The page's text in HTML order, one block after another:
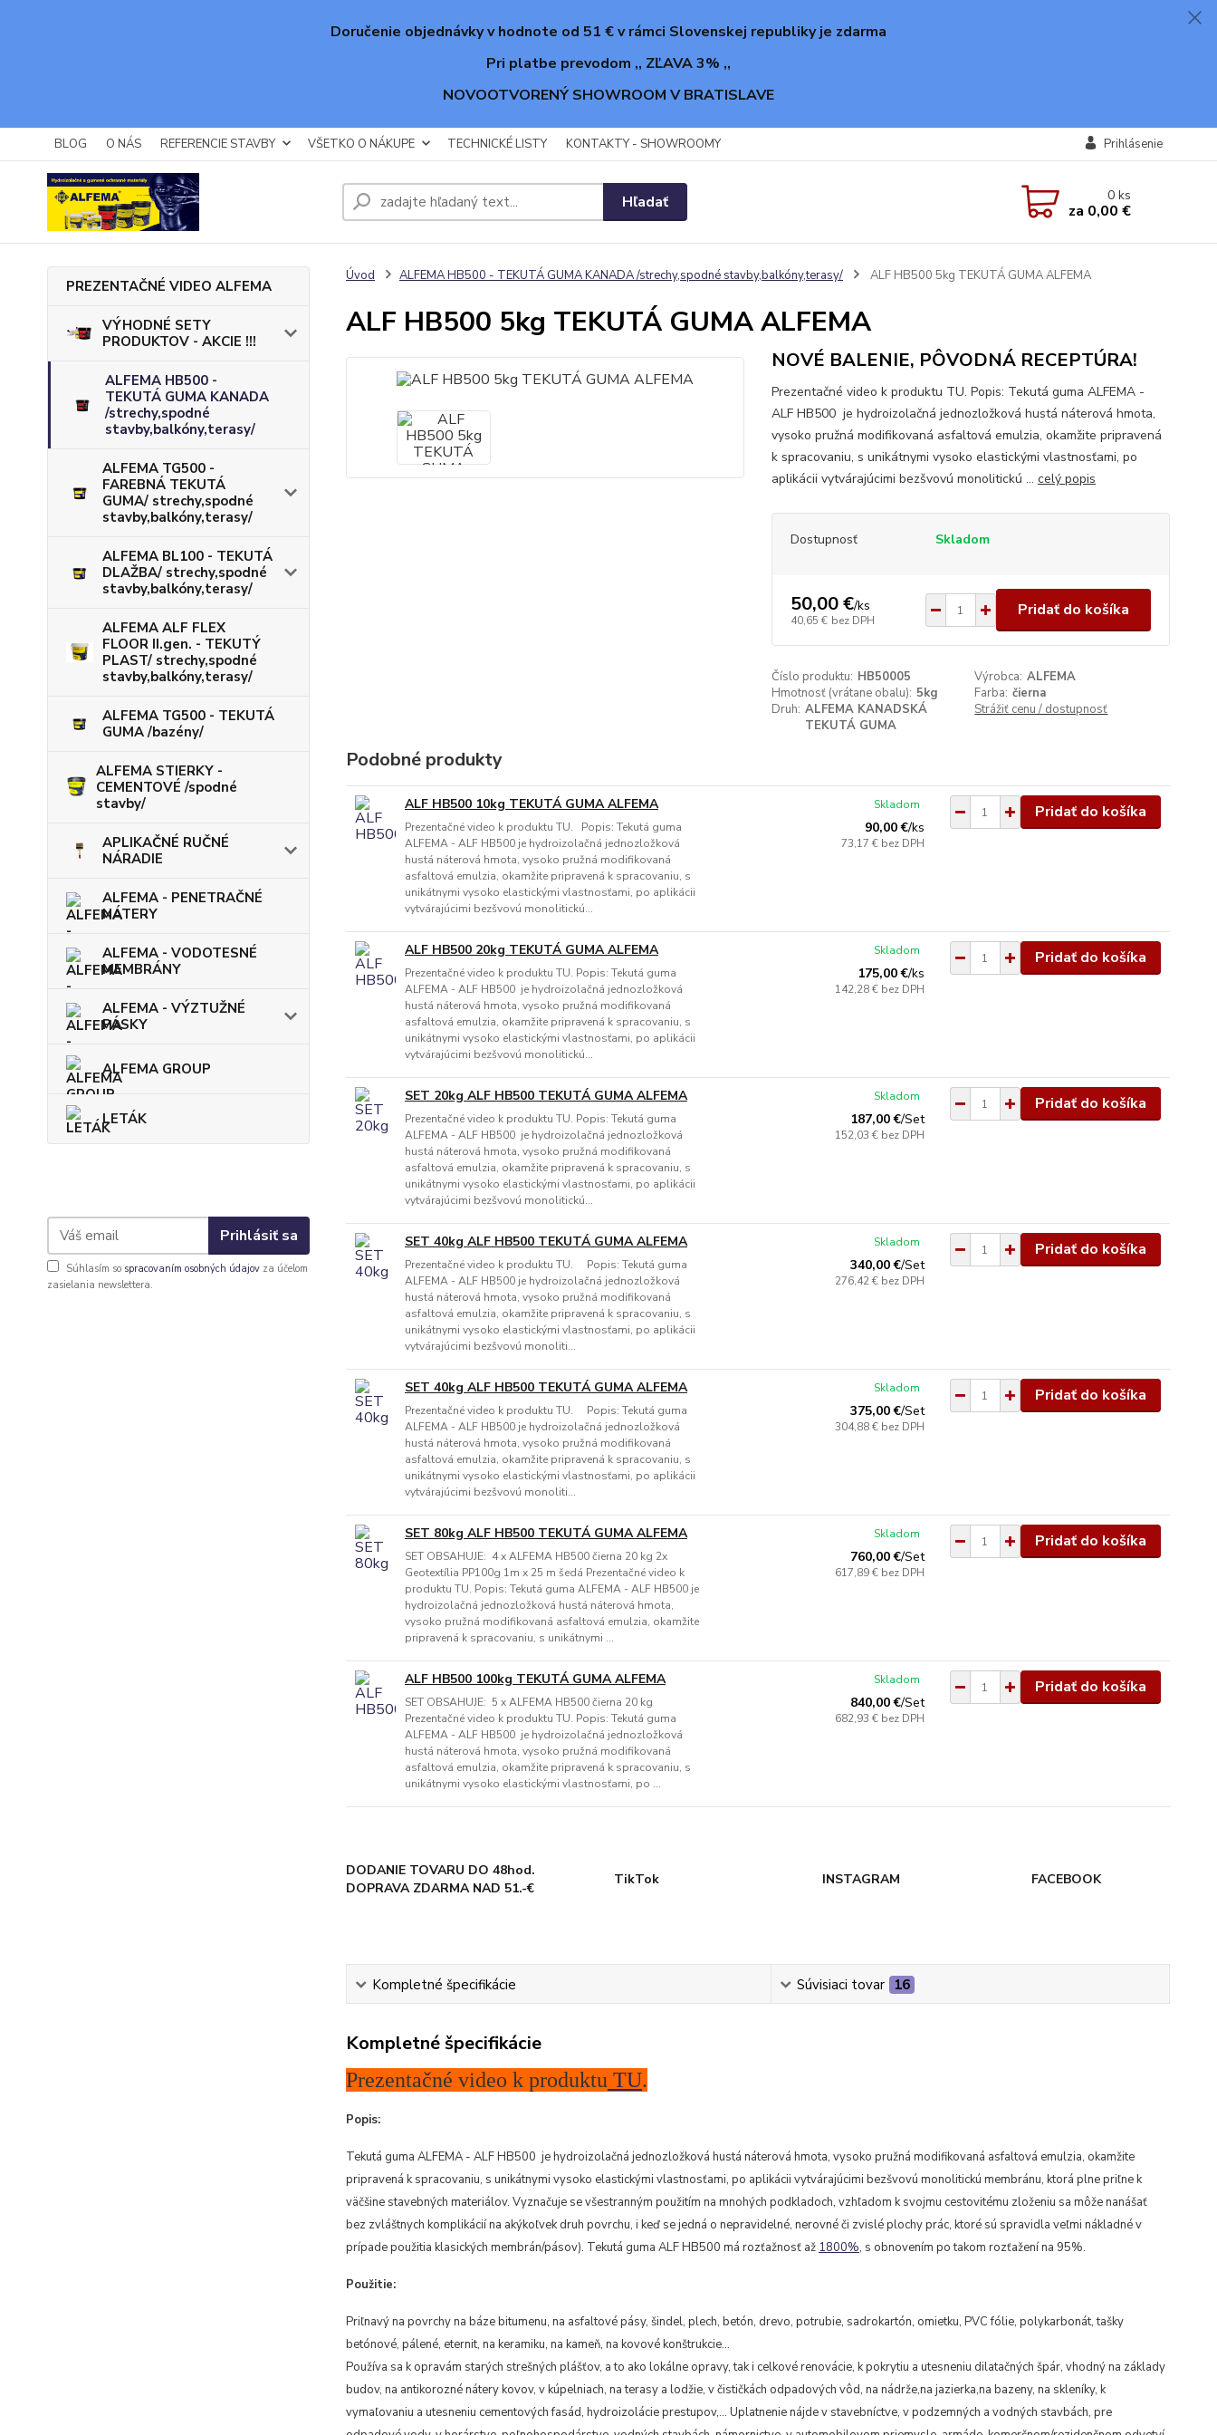
Doručenie objednávky v hodnote od 51 € v rámci Slovenskej republiky je zdarma
Pri platbe prevodom ,, ZĽAVA 3% ,,
NOVOOTVORENÝ SHOWROOM V BRATISLAVE
BLOG O NÁS REFERENCIE STAVBY VŠETKO O NÁKUPE TECHNICKÉ LISTY KONTAKTY - SHOWROOMY Prihlásenie
Hľadať 0ks
za 0,00 €
PREZENTAČNÉ VIDEO ALFEMA
VÝHODNÉ SETY
PRODUKTOV - AKCIE !!!
ALFEMA HB500 -
TEKUTÁ GUMA KANADA
/strechy,spodné
stavby,balkóny,terasy/
ALFEMA TG500 -
FAREBNÁ TEKUTÁ
GUMA/ strechy,spodné
stavby,balkóny,terasy/
ALFEMA BL100 - TEKUTÁ
DLAŽBA/ strechy,spodné
stavby,balkóny,terasy/
ALFEMA ALF FLEX
FLOOR II.gen. - TEKUTÝ
PLAST/ strechy,spodné
stavby,balkóny,terasy/
ALFEMA TG500 - TEKUTÁ
GUMA /bazény/
ALFEMA STIERKY -
CEMENTOVÉ /spodné
stavby/
APLIKAČNÉ RUČNÉ
NÁRADIE
ALFEMA - PENETRAČNÉ
NÁTERY
ALFEMA - VODOTESNÉ
MEMBRÁNY
ALFEMA - VÝZTUŽNÉ
PÁSKY
ALFEMA GROUP
LETÁK
Prihlásiť sa
Súhlasím so spracovaním osobných údajov za účelom
zasielania newslettera.
Úvod ALFEMA HB500 - TEKUTÁ GUMA KANADA /strechy,spodné stavby,balkóny,terasy/ ALF HB500 5kg TEKUTÁ GUMA ALFEMA
ALF HB500 5kg TEKUTÁ GUMA ALFEMA
NOVÉ BALENIE, PÔVODNÁ RECEPTÚRA!
Prezentačné video k produktu TU. Popis: Tekutá guma ALFEMA -
ALF HB500 je hydroizolačná jednozložková hustá náterová hmota,
vysoko pružná modifikovaná asfaltová emulzia, okamžite pripravená
k spracovaniu, s unikátnymi vysoko elastickými vlastnosťami, po
aplikácii vytvárajúcimi bezšvovú monolitickú ... celý popis
Dostupnosť Skladom
50,00 €/ks
40,65 € bez DPH
Pridať do košíka
Číslo produktu: HB50005 Výrobca: ALFEMA
Hmotnosť (vrátane obalu): 5kg Farba: čierna
Druh: ALFEMA KANADSKÁ
TEKUTÁ GUMA
Strážiť cenu / dostupnosť
Podobné produkty
ALF HB500 10kg TEKUTÁ GUMA ALFEMA
Prezentačné video k produktu TU. Popis: Tekutá guma
ALFEMA - ALF HB500 je hydroizolačná jednozložková
hustá náterová hmota, vysoko pružná modifikovaná
asfaltová emulzia, okamžite pripravená k spracovaniu, s
unikátnymi vysoko elastickými vlastnosťami, po aplikácii
vytvárajúcimi bezšvovú monolitickú...
90,00 €/ks
73,17 € bez DPH
Skladom Pridať do košíka
ALF HB500 20kg TEKUTÁ GUMA ALFEMA
Prezentačné video k produktu TU. Popis: Tekutá guma
ALFEMA - ALF HB500 je hydroizolačná jednozložková
hustá náterová hmota, vysoko pružná modifikovaná
asfaltová emulzia, okamžite pripravená k spracovaniu, s
unikátnymi vysoko elastickými vlastnosťami, po aplikácii
vytvárajúcimi bezšvovú monolitickú...
175,00 €/ks
142,28 € bez DPH
Skladom Pridať do košíka
SET 20kg ALF HB500 TEKUTÁ GUMA ALFEMA
Prezentačné video k produktu TU. Popis: Tekutá guma
ALFEMA - ALF HB500 je hydroizolačná jednozložková
hustá náterová hmota, vysoko pružná modifikovaná
asfaltová emulzia, okamžite pripravená k spracovaniu, s
unikátnymi vysoko elastickými vlastnosťami, po aplikácii
vytvárajúcimi bezšvovú monolitickú...
187,00 €/Set
152,03 € bez DPH
Skladom Pridať do košíka
SET 40kg ALF HB500 TEKUTÁ GUMA ALFEMA
Prezentačné video k produktu TU. Popis: Tekutá guma
ALFEMA - ALF HB500 je hydroizolačná jednozložková
hustá náterová hmota, vysoko pružná modifikovaná
asfaltová emulzia, okamžite pripravená k spracovaniu, s
unikátnymi vysoko elastickými vlastnosťami, po aplikácii
vytvárajúcimi bezšvovú monoliti...
340,00 €/Set
276,42 € bez DPH
Skladom Pridať do košíka
SET 40kg ALF HB500 TEKUTÁ GUMA ALFEMA
Prezentačné video k produktu TU. Popis: Tekutá guma
ALFEMA - ALF HB500 je hydroizolačná jednozložková
hustá náterová hmota, vysoko pružná modifikovaná
asfaltová emulzia, okamžite pripravená k spracovaniu, s
unikátnymi vysoko elastickými vlastnosťami, po aplikácii
vytvárajúcimi bezšvovú monoliti...
375,00 €/Set
304,88 € bez DPH
Skladom Pridať do košíka
SET 80kg ALF HB500 TEKUTÁ GUMA ALFEMA
SET OBSAHUJE: 4 x ALFEMA HB500 čierna 20 kg 2x
Geotextília PP100g 1m x 25 m šedá Prezentačné video k
produktu TU. Popis: Tekutá guma ALFEMA - ALF HB500 je
hydroizolačná jednozložková hustá náterová hmota,
vysoko pružná modifikovaná asfaltová emulzia, okamžite
pripravená k spracovaniu, s unikátnymi ...
760,00 €/Set
617,89 € bez DPH
Skladom Pridať do košíka
ALF HB500 100kg TEKUTÁ GUMA ALFEMA
SET OBSAHUJE: 5 x ALFEMA HB500 čierna 20 kg
Prezentačné video k produktu TU. Popis: Tekutá guma
ALFEMA - ALF HB500 je hydroizolačná jednozložková
hustá náterová hmota, vysoko pružná modifikovaná
asfaltová emulzia, okamžite pripravená k spracovaniu, s
unikátnymi vysoko elastickými vlastnosťami, po ...
840,00 €/Set
682,93 € bez DPH
Skladom Pridať do košíka
DODANIE TOVARU DO 48hod.
DOPRAVA ZDARMA NAD 51.-€
TikTok INSTAGRAM FACEBOOK
Kompletné špecifikácie Súvisiaci tovar 16
Kompletné špecifikácie
Prezentačné video k produktu TU.
Popis:
Tekutá guma ALFEMA - ALF HB500 je hydroizolačná jednozložková hustá náterová hmota, vysoko pružná modifikovaná asfaltová emulzia, okamžite
pripravená k spracovaniu, s unikátnymi vysoko elastickými vlastnosťami, po aplikácii vytvárajúcimi bezšvovú monolitickú membránu, ktorá plne priľne k
väčšine stavebných materiálov. Vyznačuje se všestranným použitím na mnohých podkladoch, vzhľadom k svojmu cestovitému zloženiu sa môže nanášať
bez zvláštnych komplikácií na akýkoľvek druh povrchu, i keď se jedná o nepravidelné, nerovné či zvislé plochy prác, ktoré sú spravidla veľmi nákladné v
prípade použitia klasických membrán/pásov). Tekutá guma ALF HB500 má rozťažnosť až 1800%, s obnovením po takom rozťažení na 95%.
Použitie:
Priľnavý na povrchy na báze bitumenu, na asfaltové pásy, šindel, plech, betón, drevo, potrubie, sadrokartón, omietku, PVC fólie, polykarbonát, tašky
betónové, pálené, eternit, na keramiku, na kameň, na kovové konštrukcie...
Používa sa k opravám starých strešných plášťov, a to ako lokálne opravy, tak i celkové renovácie, k pokrytiu a utesneniu dilatačných špár, vhodný na základy
budov, na antikorozné nátery kovov, v kúpelniach, na terasy a lodžie, v čističkách odpadových vôd, na nádrže,na jazierka,na bazeny, na skleníky, k
vymaľovaniu a utesneniu cementových fasád, hydroizolácie prestupov,... Uplatnenie nájde v stavebníctve, v podzemných a vodných stavbách, pre